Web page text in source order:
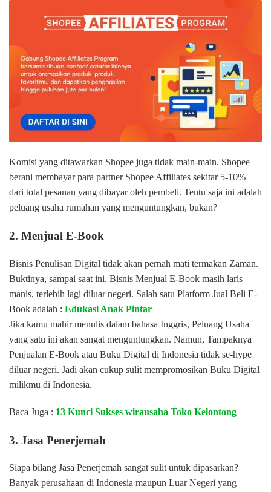
Komisi yang ditawarkan Shopee juga tidak main-main. Shopee
berani membayar para partner Shopee Affiliates sekitar 5-10%
dari total pesanan yang dibayar oleh pembeli. Tentu saja ini adalah
peluang usaha rumahan yang menguntungkan, bukan?
2. Menjual E-Book
Bisnis Penulisan Digital tidak akan pernah mati termakan Zaman.
Buktinya, sampai saat ini, Bisnis Menjual E-Book masih laris
manis, terlebih lagi diluar negeri. Salah satu Platform Jual Beli E-
Book adalah : Edukasi Anak Pintar
Jika kamu mahir menulis dalam bahasa Inggris, Peluang Usaha
yang satu ini akan sangat menguntungkan. Namun, Tampaknya
Penjualan E-Book atau Buku Digital di Indonesia tidak se-hype
diluar negeri. Jadi akan cukup sulit mempromosikan Buku Digital
milikmu di Indonesia.
Baca Juga : 13 Kunci Sukses wirausaha Toko Kelontong
3. Jasa Penerjemah
Siapa bilang Jasa Penerjemah sangat sulit untuk dipasarkan?
Banyak perusahaan di Indonesia maupun Luar Negeri yang